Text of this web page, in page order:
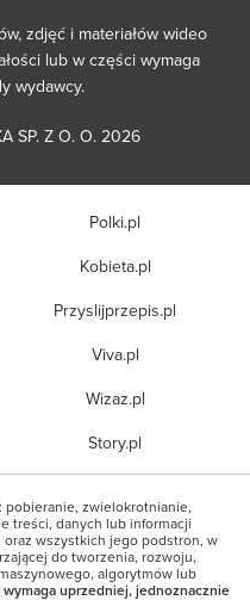
zdjęć i materiałów wideo
lub w części wymaga
wydawcy.
SP. Z O. O. 2026
Polki.pl
Kobieta.pl
Przyslijprzepis.pl
Viva.pl
Wizaz.pl
Story.pl
zwielokrotnianie,
treści, danych lub informacji
wszystkich jego podstron, w
do tworzenia, rozwoju,
algorytmów lub
uprzedniej, jednoznacznie